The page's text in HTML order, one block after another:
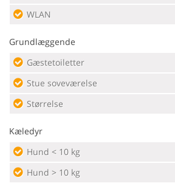
WLAN
Grundlæggende
Gæstetoiletter
Stue soveværelse
Størrelse
Kæledyr
Hund < 10 kg
Hund > 10 kg